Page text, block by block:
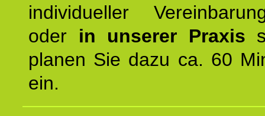
individueller
oder in unserer Praxis
planen Sie dazu ca. 60
ein.